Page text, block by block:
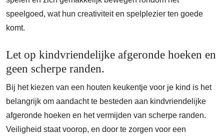
speelgoed, wat hun creativiteit en spelplezier ten goede
komt.
Let op kindvriendelijke afgeronde hoeken en
geen scherpe randen.
Bij het kiezen van een houten keukentje voor je kind is het
belangrijk om aandacht te besteden aan kindvriendelijke
afgeronde hoeken en het vermijden van scherpe randen.
Veiligheid staat voorop, en door te zorgen voor een